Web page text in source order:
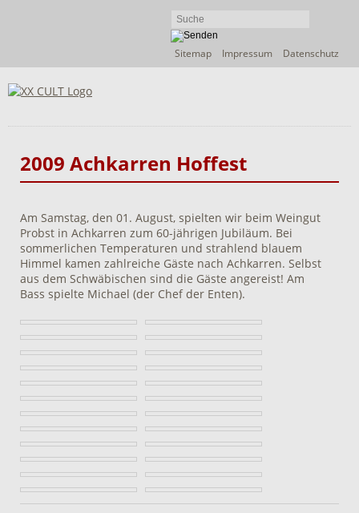
Navigation
Sitemap Impressum Datenschutz
2009 Achkarren Hoffest
Am Samstag, den 01. August, spielten wir beim Weingut
Probst in Achkarren zum 60-jährigen Jubiläum. Bei
sommerlichen Temperaturen und strahlend blauem
Himmel kamen zahlreiche Gäste nach Achkarren. Selbst
aus dem Schwäbischen sind die Gäste angereist! Am
Bass spielte Michael (der Chef der Enten).